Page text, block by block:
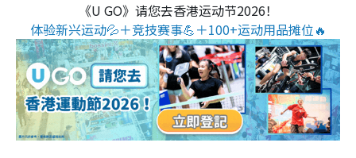
《U GO》请您去香港运动节2026！
体验新兴运动💦＋竞技赛事💪＋100+运动用品摊位🔥